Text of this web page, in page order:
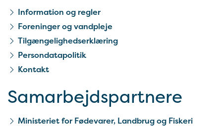
Information og regler
Foreninger og vandpleje
Tilgængelighedserklæring
Persondatapolitik
Kontakt
Samarbejds­partnere
Ministeriet for Fødevarer, Landbrug og Fiskeri